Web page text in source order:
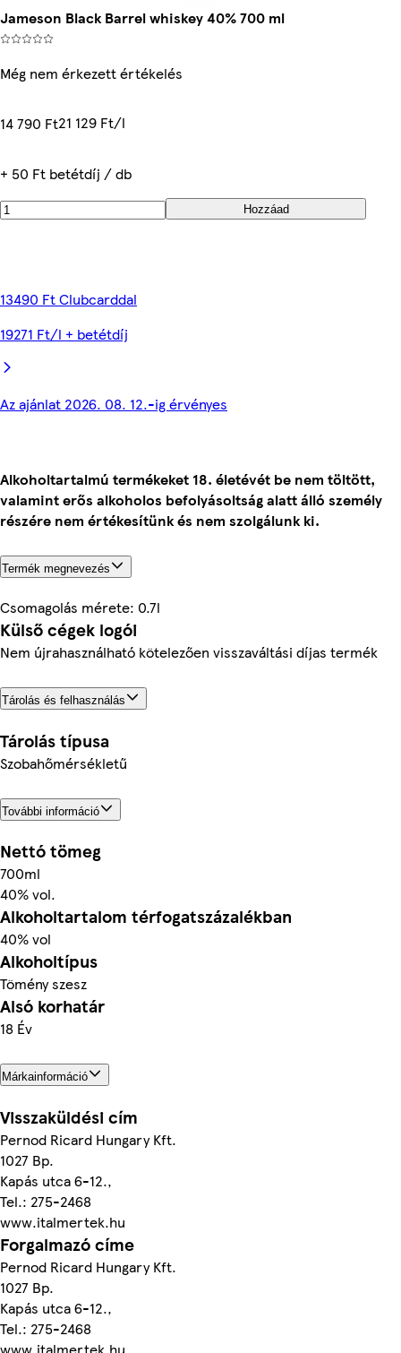
Jameson Black Barrel whiskey 40% 700 ml
Még nem érkezett értékelés
14 790 Ft21 129 Ft/l
+ 50 Ft betétdíj / db
Hozzáad
13490 Ft Clubcarddal
19271 Ft/l + betétdíj
Az ajánlat 2026. 08. 12.-ig érvényes
Alkoholtartalmú termékeket 18. életévét be nem töltött,
valamint erős alkoholos befolyásoltság alatt álló személy
részére nem értékesítünk és nem szolgálunk ki.
Termék megnevezés
Csomagolás mérete: 0.7l
Külső cégek logói
Nem újrahasználható kötelezően visszaváltási díjas termék
Tárolás és felhasználás
Tárolás típusa
Szobahőmérsékletű
További információ
Nettó tömeg
700ml
40% vol.
Alkoholtartalom térfogatszázalékban
40% vol
Alkoholtípus
Tömény szesz
Alsó korhatár
18 Év
Márkainformáció
Visszaküldési cím
Pernod Ricard Hungary Kft.
1027 Bp.
Kapás utca 6-12.,
Tel.: 275-2468
www.italmertek.hu
Forgalmazó címe
Pernod Ricard Hungary Kft.
1027 Bp.
Kapás utca 6-12.,
Tel.: 275-2468